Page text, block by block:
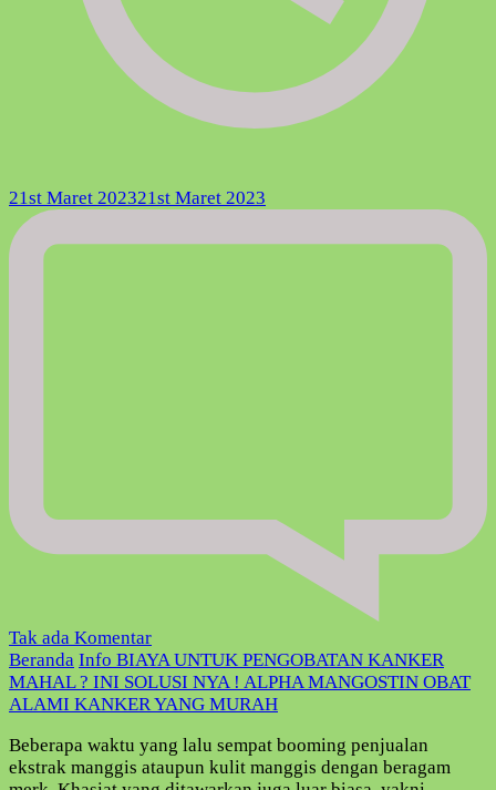
21st Maret 202321st Maret 2023
Tak ada Komentarpada
BIAYA
UNTUK
PENGOBATAN
MAHAL
?
Beranda Info BIAYA UNTUK PENGOBATAN KANKER
MAHAL ? INI SOLUSI NYA ! ALPHA MANGOSTIN OBAT
ALAMI KANKER YANG MURAH
Beberapa waktu yang lalu sempat booming penjualan
ekstrak manggis ataupun kulit manggis dengan beragam